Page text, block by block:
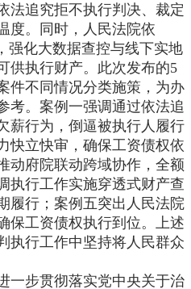
法追究拒不执行判决、裁定
度。同时，人民法院依
强化大数据查控与线下实地
供执行财产。此次发布的5
件不同情况分类施策，为办
考。案例一强调通过依法追
薪行为，倒逼被执行人履行
快立快审，确保工资债权依
动府院联动跨域协作，全额
执行工作实施穿透式财产查
履行；案例五突出人民法院
保工资债权执行到位。上述
执行工作中坚持将人民群众
步贯彻落实党中央关于治